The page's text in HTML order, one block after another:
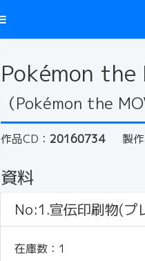
Pokémon the
（Pokémon the
作品CD： 20160734 製作
資料
No:1.宣伝印刷物(プ
在庫数： 1